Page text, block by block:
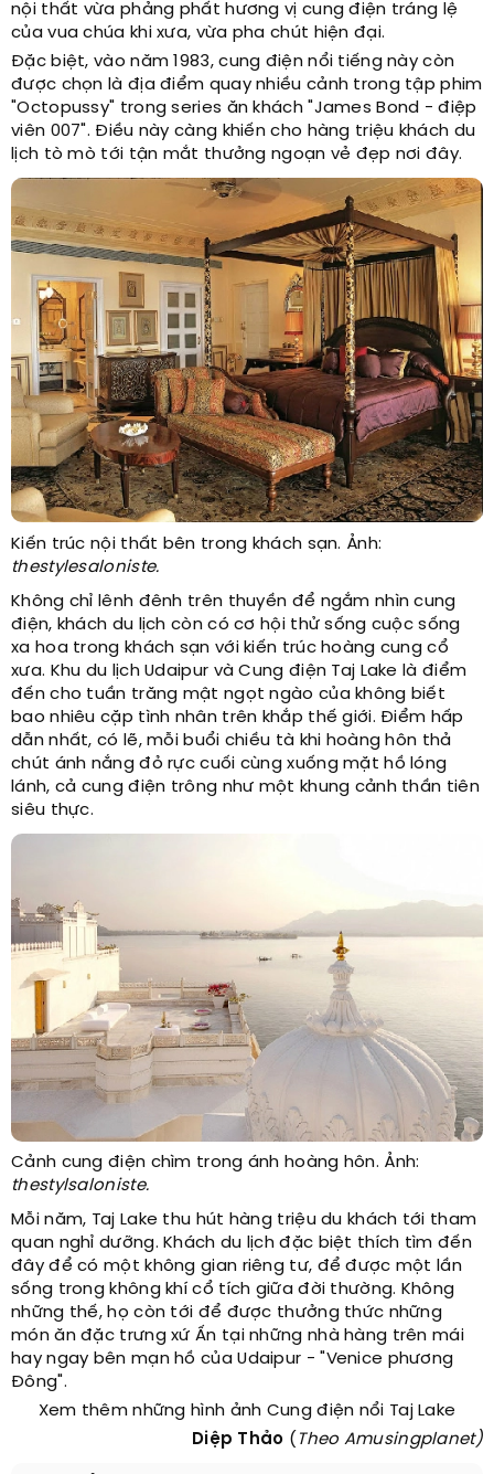
nội thất vừa phảng phất hương vị cung điện tráng lệ
của vua chúa khi xưa, vừa pha chút hiện đại.
Đặc biệt, vào năm 1983, cung điện nổi tiếng này còn
được chọn là địa điểm quay nhiều cảnh trong tập phim
"Octopussy" trong series ăn khách "James Bond - điệp
viên 007". Điều này càng khiến cho hàng triệu khách du
lịch tò mò tới tận mắt thưởng ngoạn vẻ đẹp nơi đây.
Kiến trúc nội thất bên trong khách sạn. Ảnh:
thestylesaloniste.
Không chỉ lênh đênh trên thuyền để ngắm nhìn cung
điện, khách du lịch còn có cơ hội thử sống cuộc sống
xa hoa trong khách sạn với kiến trúc hoàng cung cổ
xưa. Khu du lịch Udaipur và Cung điện Taj Lake là điểm
đến cho tuần trăng mật ngọt ngào của không biết
bao nhiêu cặp tình nhân trên khắp thế giới. Điểm hấp
dẫn nhất, có lẽ, mỗi buổi chiều tà khi hoàng hôn thả
chút ánh nắng đỏ rực cuối cùng xuống mặt hồ lóng
lánh, cả cung điện trông như một khung cảnh thần tiên
siêu thực.
Cảnh cung điện chìm trong ánh hoàng hôn. Ảnh:
thestylsaloniste.
Mỗi năm, Taj Lake thu hút hàng triệu du khách tới tham
quan nghỉ dưỡng. Khách du lịch đặc biệt thích tìm đến
đây để có một không gian riêng tư, để được một lần
sống trong không khí cổ tích giữa đời thường. Không
những thế, họ còn tới để được thưởng thức những
món ăn đặc trưng xứ Ấn tại những nhà hàng trên mái
hay ngay bên mạn hồ của Udaipur - "Venice phương
Đông".
Xem thêm những hình ảnh Cung điện nổi Taj Lake
Diệp Thảo ( Theo Amusingplanet)